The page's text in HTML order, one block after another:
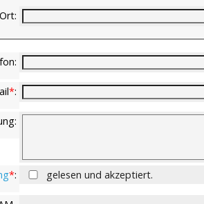
Ort:
:
*:
:
*: gelesen und akzeptiert.